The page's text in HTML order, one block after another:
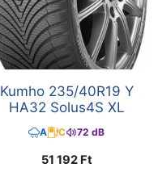
Kumho 235/40R19 Y
HA32 Solus4S XL
A C 72 dB
51 192 Ft